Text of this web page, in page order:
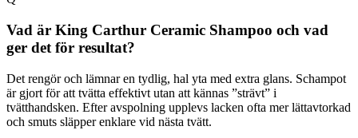
Vad är King Carthur Ceramic Shampoo och vad
ger det för resultat?
Det rengör och lämnar en tydlig, hal yta med extra glans. Schampot
är gjort för att tvätta effektivt utan att kännas ”strävt” i
tvätthandsken. Efter avspolning upplevs lacken ofta mer lättavtorkad
och smuts släpper enklare vid nästa tvätt.